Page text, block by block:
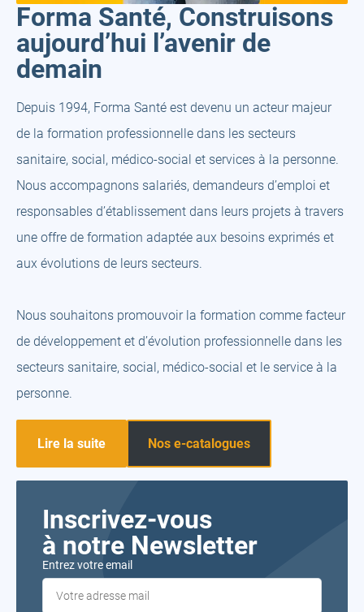
Forma Santé, Construisons
aujourd’hui l’avenir de
demain
Depuis 1994, Forma Santé est devenu un acteur majeur
de la formation professionnelle dans les secteurs
sanitaire, social, médico-social et services à la personne.
Nous accompagnons salariés, demandeurs d’emploi et
responsables d’établissement dans leurs projets à travers
une offre de formation adaptée aux besoins exprimés et
aux évolutions de leurs secteurs.
Nous souhaitons promouvoir la formation comme facteur
de développement et d’évolution professionnelle dans les
secteurs sanitaire, social, médico-social et le service à la
personne.
Lire la suite Nos e-catalogues
Inscrivez-vous
à notre Newsletter
Entrez votre email